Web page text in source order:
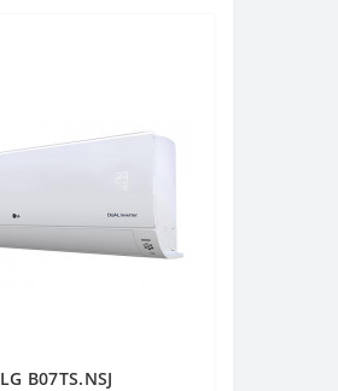
LG B07TS.NSJ